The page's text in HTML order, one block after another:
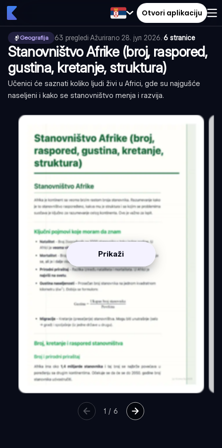
Otvori aplikaciju
Geografija 63 pregledi·Ažurirano 28. јул 2026.·6 stranice
Stanovništvo Afrike (broj, raspored,
gustina, kretanje, struktura)
Učenici će saznati koliko ljudi živi u Africi, gde su najgušće
naseljeni i kako se stanovništvo menja i razvija.
Prikaži
1 /6